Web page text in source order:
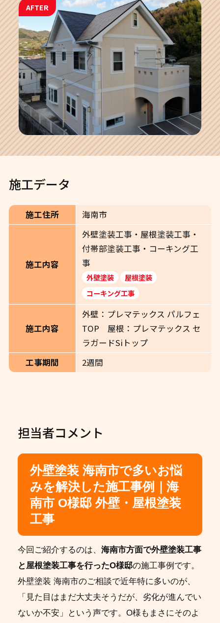
AFTER
施工データ
施工住所 海南市
施工内容
外壁塗装工事・屋根塗装工事・
付帯部塗装工事・コーキング工
事
外壁塗装
屋根塗装
コーキング工事
施工内容
外壁：プレマテックス パルフェ
TOP 屋根：プレマテックス セ
ラガードSiトップ
工事期間
2週間
担当者コメント
外壁塗装 海南市で多いお悩
みを解決した施工事例｜海
南市 O様邸 外壁・屋根塗装
工事
今回ご紹介するのは、 海南市方面で外壁塗装工事
と屋根塗装工事を行ったO様邸の施工事例です。
外壁塗装 海南市のご相談で近年特に多いのが、
「見た目はまだ大丈夫そうだが、劣化が進んでい
ないか不安」という声です。O様もまさにそのよ